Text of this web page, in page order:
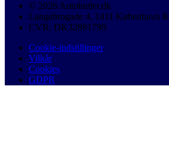
© 2026 Autobutler.dk
Langebrogade 4, 1411 København K
CVR: DK32891799
Cookie-indstillinger
Vilkår
Cookies
GDPR